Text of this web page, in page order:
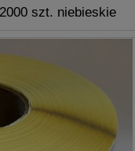
szt. niebieskie